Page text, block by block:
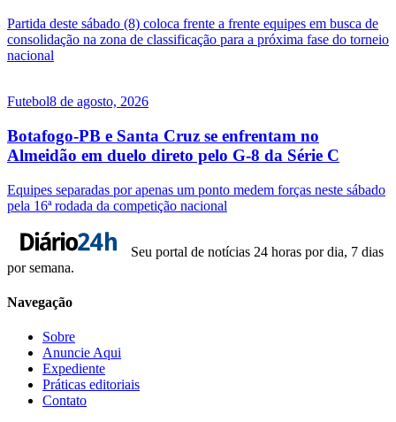
Partida deste sábado (8) coloca frente a frente equipes em busca de
consolidação na zona de classificação para a próxima fase do torneio
nacional
Futebol8 de agosto, 2026
Botafogo-PB e Santa Cruz se enfrentam no
Almeidão em duelo direto pelo G-8 da Série C
Equipes separadas por apenas um ponto medem forças neste sábado
pela 16ª rodada da competição nacional
Seu portal de notícias 24 horas por dia, 7 dias
por semana.
Navegação
Sobre
Anuncie Aqui
Expediente
Práticas editoriais
Contato